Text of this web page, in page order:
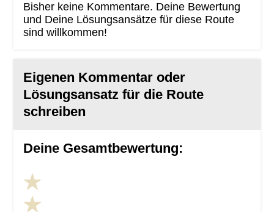
Bisher keine Kommentare. Deine Bewertung
und Deine Lösungsansätze für diese Route
sind willkommen!
Eigenen Kommentar oder
Lösungsansatz für die Route
schreiben
Deine Gesamtbewertung: